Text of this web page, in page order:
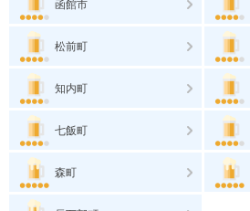
函館市
松前町
知内町
七飯町
森町